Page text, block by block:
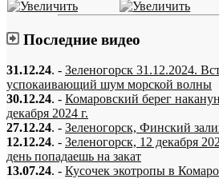
Последние видео
31.12.24. - Зеленогорск 31.12.2024.
успокаивающий шум морской волны
30.12.24. - Комаровский берег
декабря 2024 г.
27.12.24. - Зеленогорск, Финский
12.12.24. - Зеленогорск, 12 декабря
день попадаешь на закат
13.07.24. - Кусочек экотропы в